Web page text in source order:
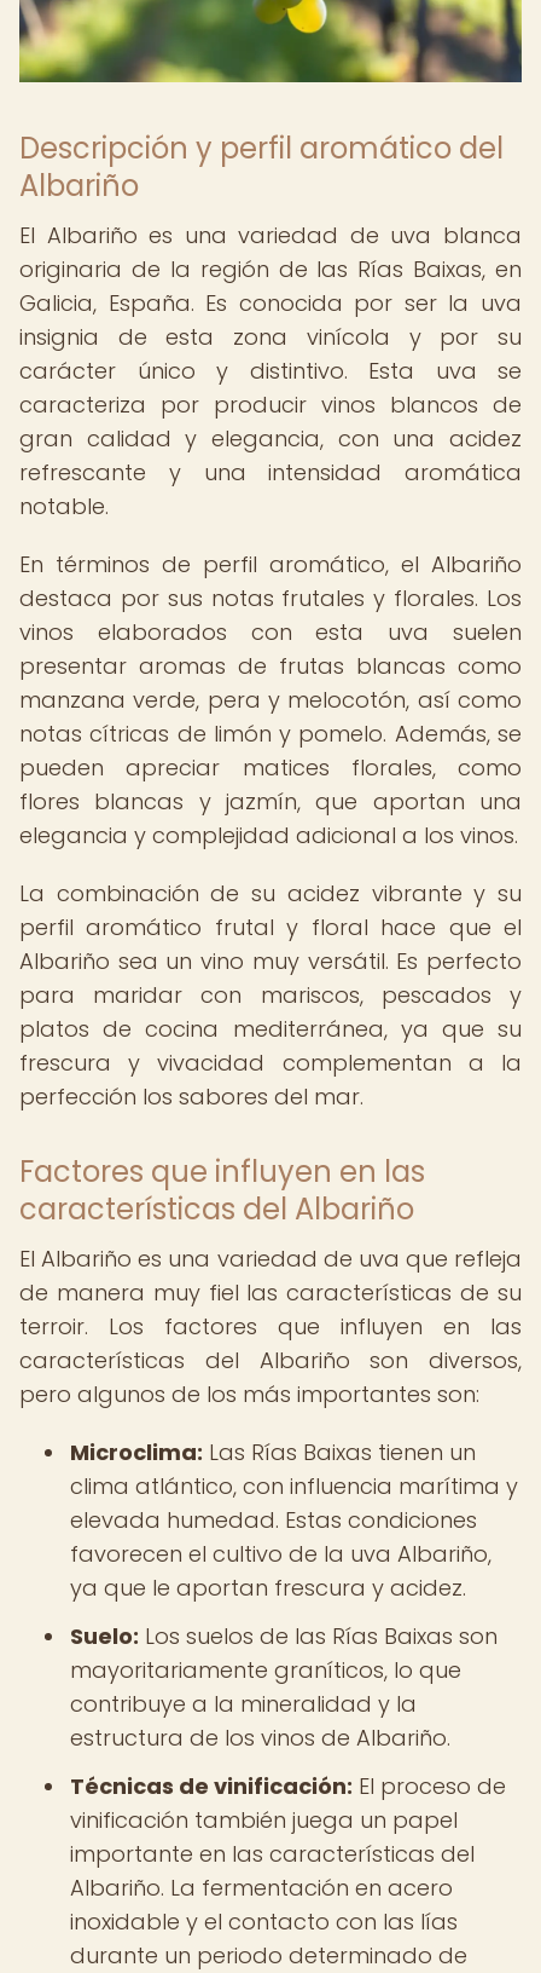
Descripción y perfil aromático del
Albariño
El Albariño es una variedad de uva blanca
originaria de la región de las Rías Baixas, en
Galicia, España. Es conocida por ser la uva
insignia de esta zona vinícola y por su
carácter único y distintivo. Esta uva se
caracteriza por producir vinos blancos de
gran calidad y elegancia, con una acidez
refrescante y una intensidad aromática
notable.
En términos de perfil aromático, el Albariño
destaca por sus notas frutales y florales. Los
vinos elaborados con esta uva suelen
presentar aromas de frutas blancas como
manzana verde, pera y melocotón, así como
notas cítricas de limón y pomelo. Además, se
pueden apreciar matices florales, como
flores blancas y jazmín, que aportan una
elegancia y complejidad adicional a los vinos.
La combinación de su acidez vibrante y su
perfil aromático frutal y floral hace que el
Albariño sea un vino muy versátil. Es perfecto
para maridar con mariscos, pescados y
platos de cocina mediterránea, ya que su
frescura y vivacidad complementan a la
perfección los sabores del mar.
Factores que influyen en las
características del Albariño
El Albariño es una variedad de uva que refleja
de manera muy fiel las características de su
terroir. Los factores que influyen en las
características del Albariño son diversos,
pero algunos de los más importantes son:
Microclima: Las Rías Baixas tienen un
clima atlántico, con influencia marítima y
elevada humedad. Estas condiciones
favorecen el cultivo de la uva Albariño,
ya que le aportan frescura y acidez.
Suelo: Los suelos de las Rías Baixas son
mayoritariamente graníticos, lo que
contribuye a la mineralidad y la
estructura de los vinos de Albariño.
Técnicas de vinificación: El proceso de
vinificación también juega un papel
importante en las características del
Albariño. La fermentación en acero
inoxidable y el contacto con las lías
durante un periodo determinado de